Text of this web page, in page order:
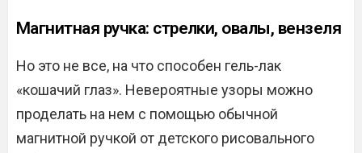
Магнитная ручка: стрелки, овалы, вензеля
Но это не все, на что способен гель-лак
«кошачий глаз». Невероятные узоры можно
проделать на нем с помощью обычной
магнитной ручкой от детского рисовального